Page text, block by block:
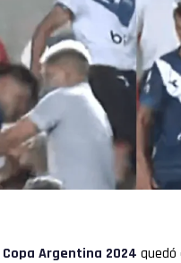
Copa Argentina 2024 quedó